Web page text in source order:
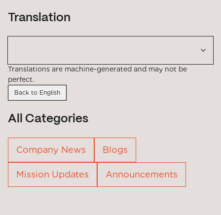
Translation
Translations are machine-generated and may not be
perfect.
Back to English
All Categories
Company News Blogs
Mission Updates Announcements